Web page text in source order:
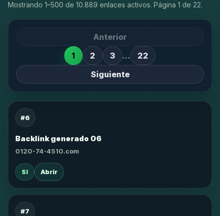
Mostrando 1–500 de 10.889 enlaces activos. Página 1 de 22.
Anterior
1
2 3 …
22
Siguiente
#6
Backlink generado 06
0120-74-4510.com
SI Abrir
#7